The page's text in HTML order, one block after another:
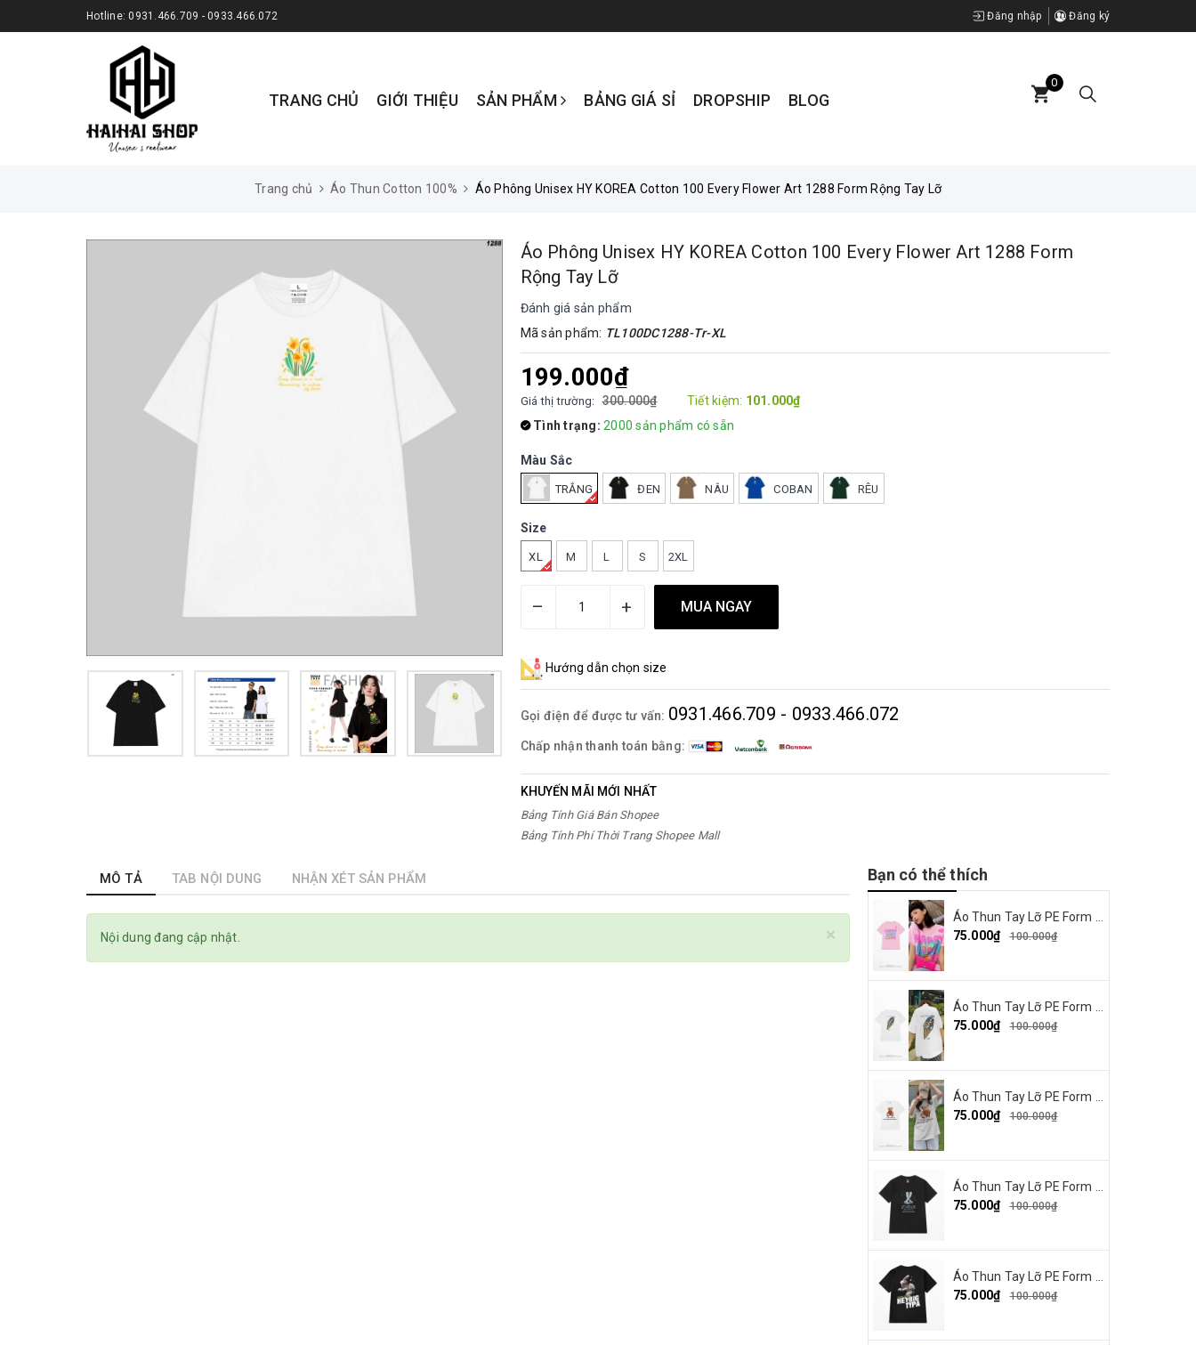
Hotline:0931.466.709 - 0933.466.072 Đăng nhập Đăng ký
TRANG CHỦ GIỚI THIỆU SẢN PHẨM BẢNG GIÁ SỈ DROPSHIP BLOG
0
Trang chủ Áo Thun Cotton 100% Áo Phông Unisex HY KOREA Cotton 100 Every Flower Art 1288 Form Rộng Tay Lỡ
Áo Phông Unisex HY KOREA Cotton 100 Every Flower Art 1288 Form
Rộng Tay Lỡ
Đánh giá sản phẩm
Mã sản phẩm: TL100DC1288-Tr-XL
199.000₫
Giá thị trường: 300.000₫ Tiết kiệm: 101.000₫
Tình trạng: 2000 sản phẩm có sẵn
Màu Sắc
TRẮNG ĐEN NÂU COBAN RÊU
Size
XL M L S 2XL
– + MUA NGAY
Hướng dẫn chọn size
Gọi điện để được tư vấn: 0931.466.709 - 0933.466.072
Chấp nhận thanh toán bằng:
KHUYẾN MÃI MỚI NHẤT
Bảng Tính Giá Bán Shopee
Bảng Tính Phí Thời Trang Shopee Mall
MÔ TẢ TAB NỘI DUNG NHẬN XÉT SẢN PHẨM
×
Nội dung đang cập nhật.
Bạn có thể thích
75.000₫
100.000₫
75.000₫
100.000₫
75.000₫
100.000₫
75.000₫
100.000₫
75.000₫
100.000₫